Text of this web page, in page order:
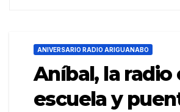
ANIVERSARIO RADIO ARIGUANABO
Aníbal, la radio
escuela y